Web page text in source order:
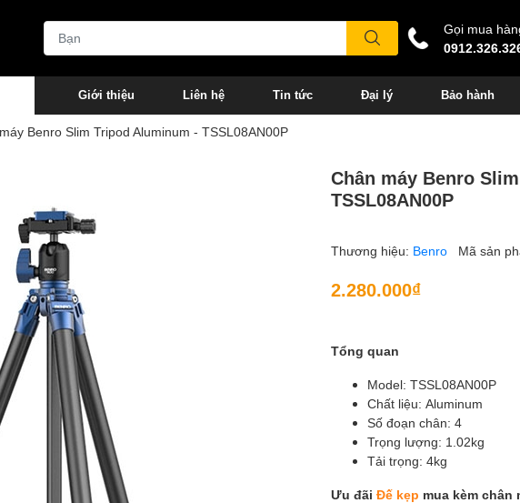
Gọi mua
Giới thiệu Liên hệ Tin tức Đại lý Bảo hành
Benro Slim Tripod Aluminum - TSSL08AN00P
Chân máy Benro
TSSL08AN00P
Thương hiệu: Benro Mã sản
2.280.000₫
Tổng quan
Model: TSSL08AN00P
Chất liệu: Aluminum
Số đoạn chân: 4
Trọng lượng: 1.02kg
Tải trọng: 4kg
Ưu đãi Đế kẹp mua kèm chân